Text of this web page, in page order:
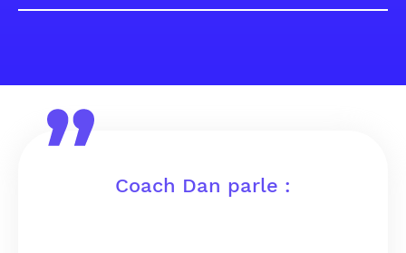
Coach Dan parle :